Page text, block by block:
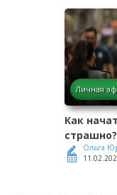
Личная
Как
страшно?
Ольга